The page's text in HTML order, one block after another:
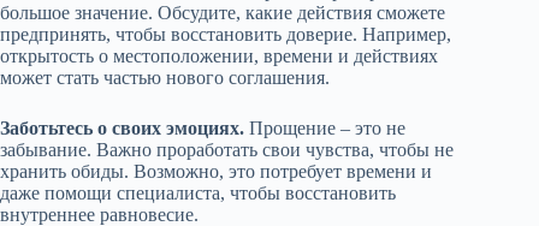
большое значение. Обсудите, какие действия сможете
предпринять, чтобы восстановить доверие. Например,
открытость о местоположении, времени и действиях
может стать частью нового соглашения.
Заботьтесь о своих эмоциях. Прощение – это не
забывание. Важно проработать свои чувства, чтобы не
хранить обиды. Возможно, это потребует времени и
даже помощи специалиста, чтобы восстановить
внутреннее равновесие.